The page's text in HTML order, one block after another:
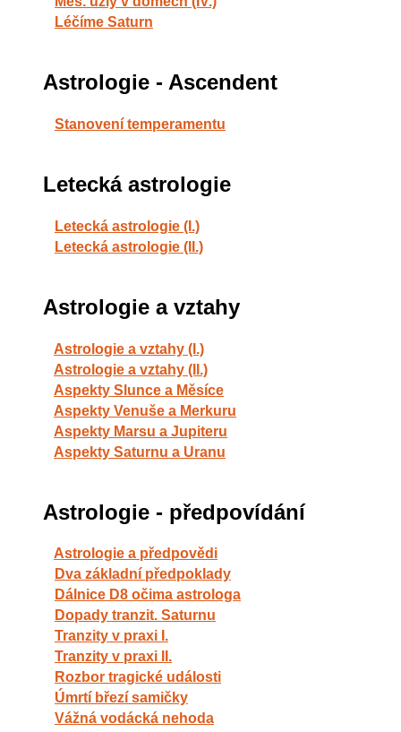
Léčíme Saturn
Astrologie - Ascendent
Stanovení temperamentu
Letecká astrologie
Letecká astrologie (I.)
Letecká astrologie (II.)
Astrologie a vztahy
Astrologie a vztahy (I.)
Astrologie a vztahy (II.)
Aspekty Slunce a Měsíce
Aspekty Venuše a Merkuru
Aspekty Marsu a Jupiteru
Aspekty Saturnu a Uranu
Astrologie - předpovídání
Astrologie a předpovědi
Dva základní předpoklady
Dálnice D8 očima astrologa
Dopady tranzit. Saturnu
Tranzity v praxi I.
Tranzity v praxi II.
Rozbor tragické události
Úmrtí březí samičky
Vážná vodácká nehoda